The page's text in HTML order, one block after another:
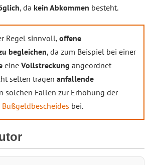
, da kein Abkommen besteht.
Regel sinnvoll, offene
begleichen, da zum Beispiel bei einer
eine Vollstreckung angeordnet
selten tragen anfallende
solchen Fällen zur Erhöhung der
Bußgeldbescheides bei.